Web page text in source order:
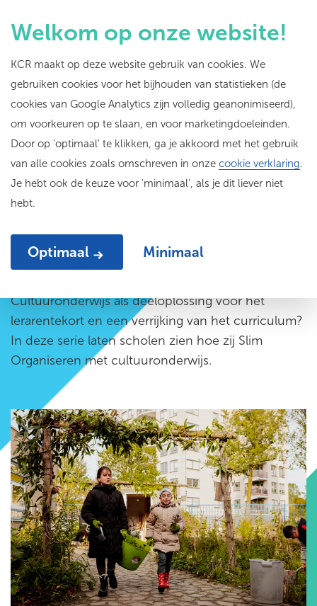
Welkom op onze website!
KCR maakt op deze website gebruik van cookies. We
gebruiken cookies voor het bijhouden van statistieken (de
cookies van Google Analytics zijn volledig geanonimiseerd),
om voorkeuren op te slaan, en voor marketingdoeleinden.
Door op 'optimaal' te klikken, ga je akkoord met het gebruik
van alle cookies zoals omschreven in onze cookie verklaring.
Je hebt ook de keuze voor 'minimaal', als je dit liever niet
hebt.
Optimaal Minimaal
Vakdocent voor de
klas: Agnesschool
Cultuuronderwijs als deeloplossing voor het
lerarentekort en een verrijking van het curriculum?
In deze serie laten scholen zien hoe zij Slim
Organiseren met cultuuronderwijs.